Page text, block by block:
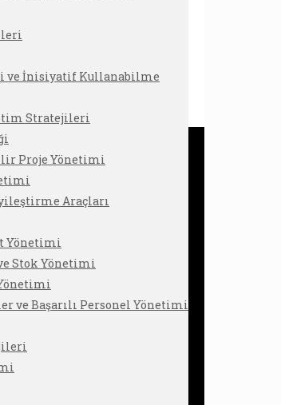
ve İnisiyatif Kullanabilme
Stratejileri
Proje Yönetimi
Araçları
Yönetimi
Stok Yönetimi
ve Başarılı Personel Yönetimi